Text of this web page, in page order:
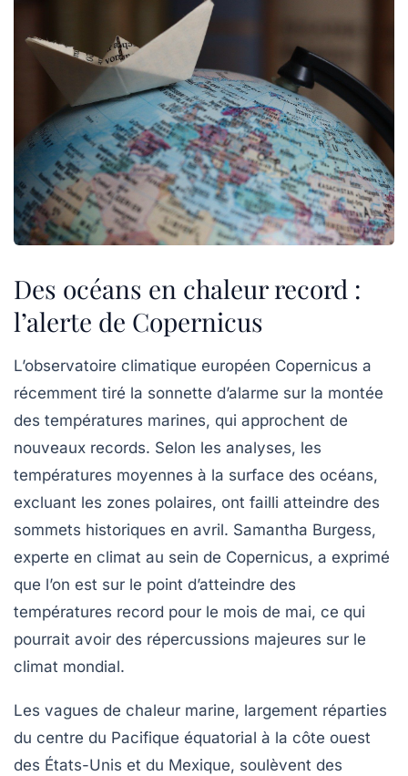
Des océans en chaleur record :
l’alerte de Copernicus
L’observatoire climatique européen Copernicus a
récemment tiré la sonnette d’alarme sur la montée
des températures marines, qui approchent de
nouveaux records. Selon les analyses, les
températures moyennes à la surface des océans,
excluant les zones polaires, ont failli atteindre des
sommets historiques en avril. Samantha Burgess,
experte en climat au sein de Copernicus, a exprimé
que l’on est sur le point d’atteindre des
températures record pour le mois de mai, ce qui
pourrait avoir des répercussions majeures sur le
climat mondial.
Les vagues de chaleur marine, largement réparties
du centre du Pacifique équatorial à la côte ouest
des États-Unis et du Mexique, soulèvent des